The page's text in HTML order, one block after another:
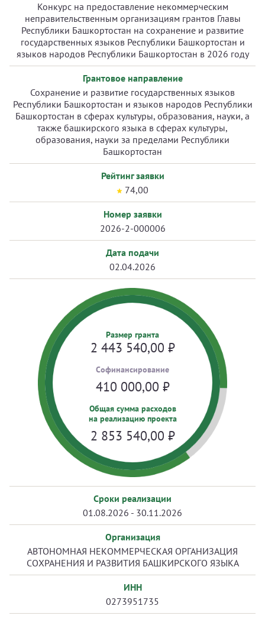
Конкурс на предоставление некоммерческим
неправительственным организациям грантов Главы
Республики Башкортостан на сохранение и развитие
государственных языков Республики Башкортостан и
языков народов Республики Башкортостан в 2026 году
Грантовое направление
Сохранение и развитие государственных языков
Республики Башкортостан и языков народов Республики
Башкортостан в сферах культуры, образования, науки, а
также башкирского языка в сферах культуры,
образования, науки за пределами Республики
Башкортостан
Рейтинг заявки
74,00
Номер заявки
2026-2-000006
Дата подачи
02.04.2026
Размер гранта
2 443 540,00 ₽
Cофинансирование
410 000,00 ₽
Общая сумма расходов
на реализацию проекта
2 853 540,00 ₽
Сроки реализации
01.08.2026 - 30.11.2026
Организация
АВТОНОМНАЯ НЕКОММЕРЧЕСКАЯ ОРГАНИЗАЦИЯ
СОХРАНЕНИЯ И РАЗВИТИЯ БАШКИРСКОГО ЯЗЫКА
ИНН
0273951735